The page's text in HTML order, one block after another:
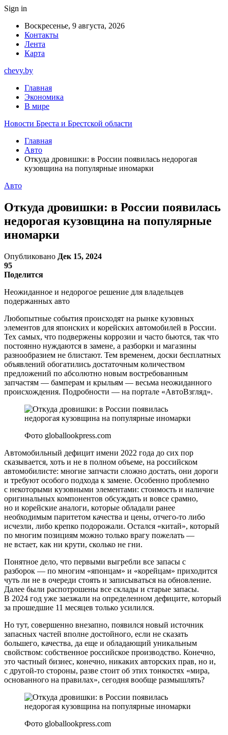
Sign in
Воскресенье, 9 августа, 2026
Контакты
Лента
Карта
chevy.by
Главная
Экономика
В мире
Новости Бреста и Брестской области
Главная
Авто
Откуда дровишки: в России появилась недорогая
кузовщина на популярные иномарки
Авто
Откуда дровишки: в России появилась
недорогая кузовщина на популярные
иномарки
Опубликовано Дек 15, 2024
95
Поделится
Неожиданное и недорогое решение для владельцев
подержанных авто
Любопытные события происходят на рынке кузовных
элементов для японских и корейских автомобилей в России.
Тех самых, что подвержены коррозии и часто бьются, так что
постоянно нуждаются в замене, а разборки и магазины
разнообразием не блистают. Тем временем, доски бесплатных
объявлений обогатились достаточным количеством
предложений по абсолютно новым востребованным
запчастям — бамперам и крыльям — весьма неожиданного
происхождения. Подробности — на портале «АвтоВзгляд».
Фото globallookpress.com
Автомобильный дефицит имени 2022 года до сих пор
сказывается, хоть и не в полном объеме, на российском
автомобилисте: многие запчасти сложно достать, они дороги
и требуют особого подхода к замене. Особенно проблемно
с некоторыми кузовными элементами: стоимость и наличие
оригинальных компонентов обсуждать и вовсе срамно,
но и корейские аналоги, которые обладали ранее
необходимым паритетом качества и цены, отчего-то либо
исчезли, либо крепко подорожали. Остался «китай», который
по многим позициям можно только врагу пожелать —
не встает, как ни крути, сколько не гни.
Понятное дело, что первыми выгребли все запасы с
разборок — по многим «японцам» и «корейцам» приходится
чуть ли не в очереди стоять и записываться на обновление.
Далее были распотрошены все склады и старые запасы.
В 2024 год уже заезжали на определенном дефиците, который
за прошедшие 11 месяцев только усилился.
Но тут, совершенно внезапно, появился новый источник
запасных частей вполне достойного, если не сказать
большего, качества, да еще и обладающий уникальным
свойством: собственное российское производство. Конечно,
это частный бизнес, конечно, никаких авторских прав, но и,
с другой-то стороны, разве стоит об этих тонкостях «мира,
основанного на правилах», сегодня вообще размышлять?
Фото globallookpress.com